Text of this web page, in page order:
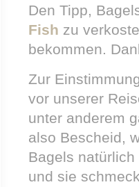
Den Tipp,
Fish zu
bekommen.
Zur
vor unserer
unter anderem
also Bescheid,
Bagels
und sie